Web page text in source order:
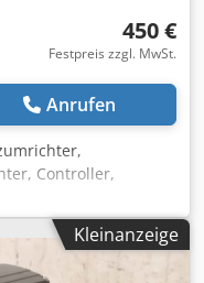
450 €
Festpreis zzgl. MwSt.
Anrufen
Controller,
V~ -10%+6%
400V -
4,7 kg
Kleinanzeige